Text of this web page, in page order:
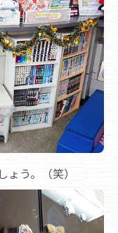
う。（笑）